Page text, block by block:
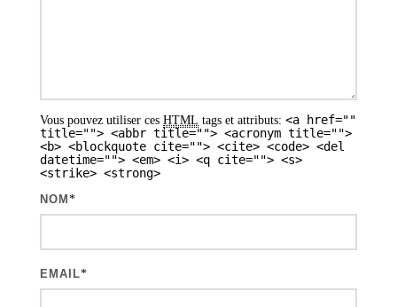
Vous pouvez utiliser ces HTML tags et attributs: <a href=""
title=""> <abbr title=""> <acronym title="">
<b> <blockquote cite=""> <cite> <code> <del
datetime=""> <em> <i> <q cite=""> <s>
<strike> <strong>
NOM *
EMAIL*